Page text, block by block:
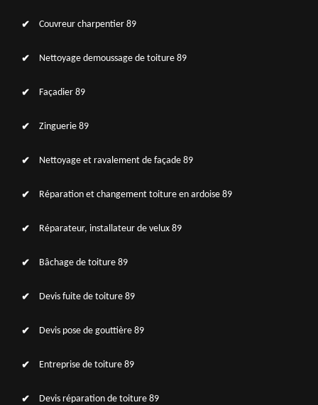
Couvreur charpentier 89
Nettoyage demoussage de toiture 89
Façadier 89
Zinguerie 89
Nettoyage et ravalement de façade 89
Réparation et changement toiture en ardoise 89
Réparateur, installateur de velux 89
Bâchage de toiture 89
Devis fuite de toiture 89
Devis pose de gouttière 89
Entreprise de toiture 89
Devis réparation de toiture 89